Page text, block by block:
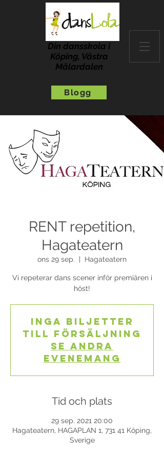
Din dansskola i
Köping, Västra
Mälardalen
Blogg
RENT repetition,
Hagateatern
ons 29 sep. Hagateatern
Vi repeterar dans scener inför premiären i
höst!
Inga biljetter
till försäljning
Se andra
evenemang
Tid och plats
29 sep. 2021 20:00
Hagateatern, HAGAPLAN 1, 731 41 Köping,
Sverige